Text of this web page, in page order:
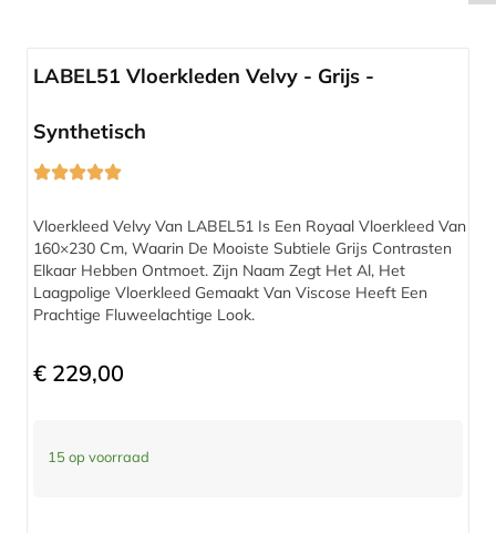
LABEL51 Vloerkleden Velvy - Grijs -
Synthetisch
Vloerkleed Velvy Van LABEL51 Is Een Royaal Vloerkleed Van
160×230 Cm, Waarin De Mooiste Subtiele Grijs Contrasten
Elkaar Hebben Ontmoet. Zijn Naam Zegt Het Al, Het
Laagpolige Vloerkleed Gemaakt Van Viscose Heeft Een
Prachtige Fluweelachtige Look.
€ 229,00
15 op voorraad